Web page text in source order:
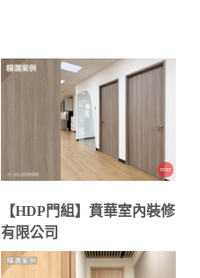
【HDP門組】賁華室內裝修
有限公司